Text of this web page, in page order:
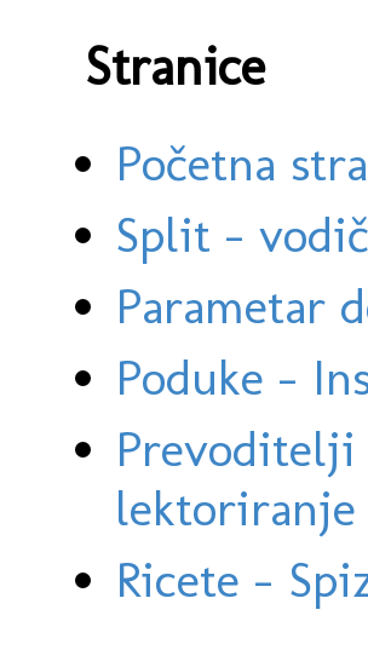
Stranice
Početna
Split -
Parametar
Poduke -
Ricete -